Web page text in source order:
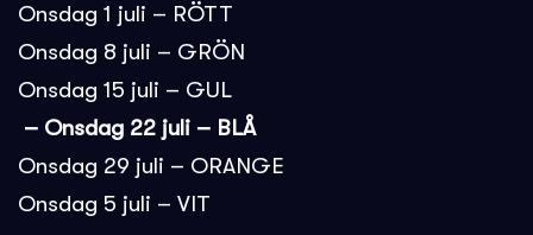
Onsdag 1 juli – RÖTT
Onsdag 8 juli – GRÖN
Onsdag 15 juli – GUL
– Onsdag 22 juli – BLÅ
Onsdag 29 juli – ORANGE
Onsdag 5 juli – VIT